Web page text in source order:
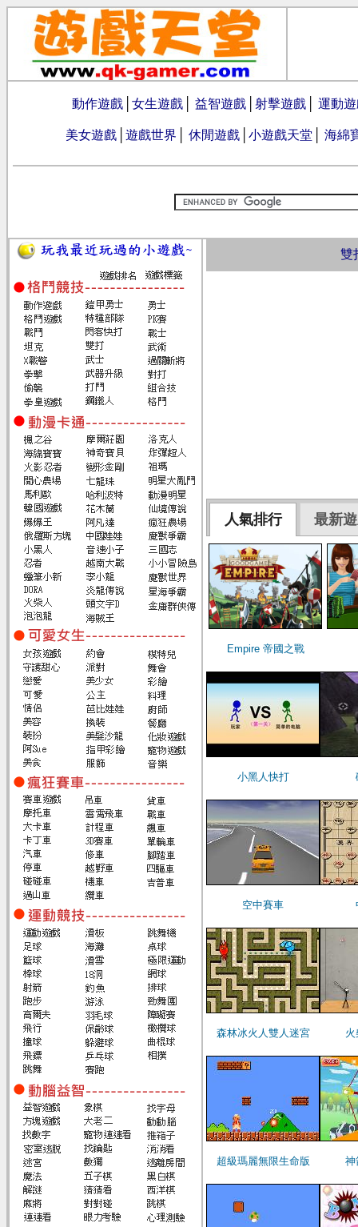
動作遊戲 女生遊戲 益智遊戲 射擊遊戲 運動
美女遊戲 遊戲世界 休閒遊戲 小遊戲天堂 海綿
雙
人氣排行 最新
Empire 帝國之戰
小黑人快打
空中賽車
森林冰火人雙人迷宮
超級瑪麗無限生命版 神